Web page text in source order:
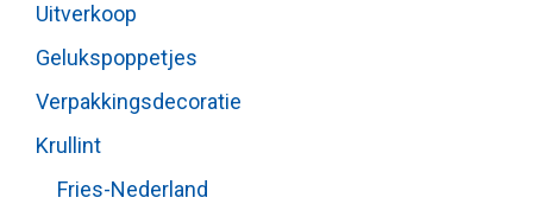
Uitverkoop
Gelukspoppetjes
Verpakkingsdecoratie
Krullint
Fries-Nederland